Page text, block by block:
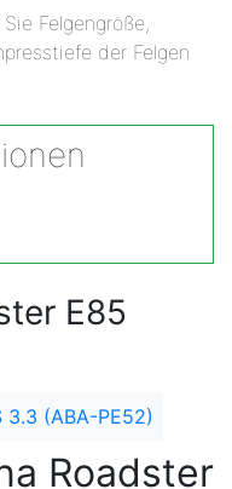
Felgengröße,
der Felgen
E85
3.3 (ABA-PE52)
Roadster